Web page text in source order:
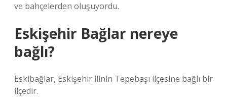
ve bahçelerden oluşuyordu.
Eskişehir Bağlar nereye
bağlı?
Eskibağlar, Eskişehir ilinin Tepebaşı ilçesine bağlı bir
ilçedir.